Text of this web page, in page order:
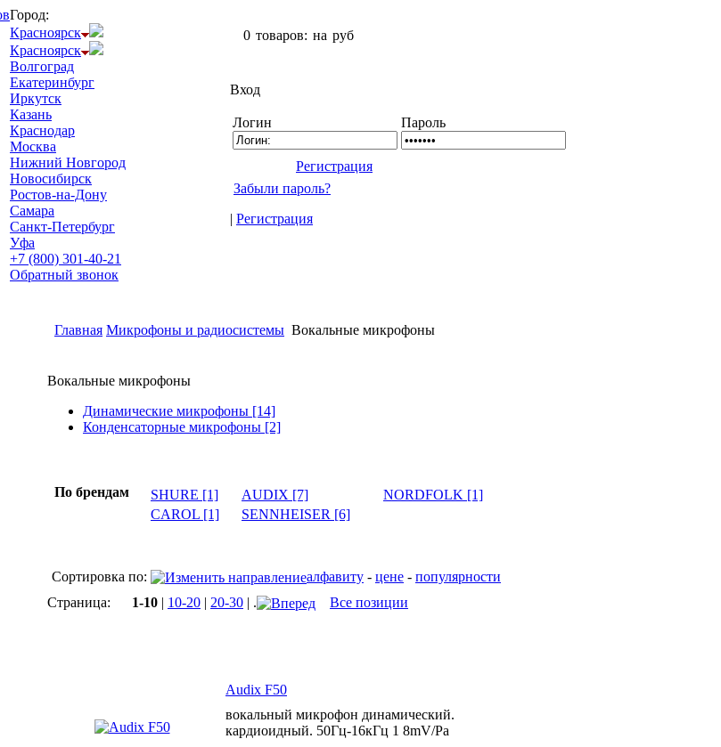
Город:
Красноярск
Красноярск
Волгоград
Екатеринбург
Иркутск
Казань
Краснодар
Москва
Нижний Новгород
Новосибирск
Ростов-на-Дону
Самара
Санкт-Петербург
Уфа
+7 (800) 301-40-21
Обратный звонок
0 товаров: на руб
Вход
Логин Пароль
Регистрация
Забыли пароль?
| Регистрация
Главная Микрофоны и радиосистемы Вокальные микрофоны
Вокальные микрофоны
Динамические микрофоны [14]
Конденсаторные микрофоны [2]
По брендам SHURE [1] AUDIX [7]
NORDFOLK [1]
CAROL [1]
SENNHEISER [6]
Сортировка по: алфавиту - цене - популярности
Страница:
1-10 | 10-20 | 20-30 | . Все позиции
Audix F50
вокальный микрофон динамический.
кардиоидный. 50Гц-16кГц 1 8mV/Pa